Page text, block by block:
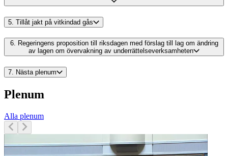
5. Tillåt jakt på vitkindad gås
6. Regeringens proposition till riksdagen med förslag till lag om ändring
av lagen om övervakning av underrättelseverksamheten
7. Nästa plenum
Plenum
Alla plenum